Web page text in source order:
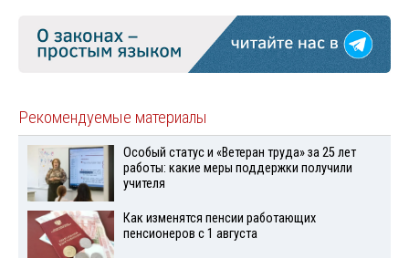
Рекомендуемые материалы
Особый статус и «Ветеран труда» за 25 лет
работы: какие меры поддержки получили
учителя
Как изменятся пенсии работающих
пенсионеров с 1 августа